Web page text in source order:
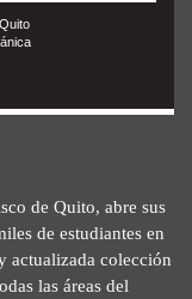
de Quito, abre sus
de estudiantes en
actualizada colección
las áreas del